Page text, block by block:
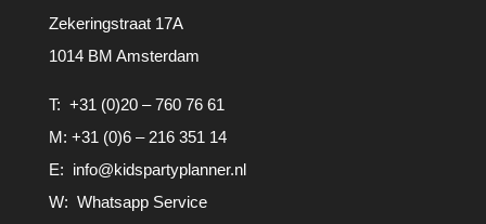
Zekeringstraat 17A
1014 BM Amsterdam
T: +31 (0)20 – 760 76 61
M: +31 (0)6 – 216 351 14
E: info@kidspartyplanner.nl
W: Whatsapp Service